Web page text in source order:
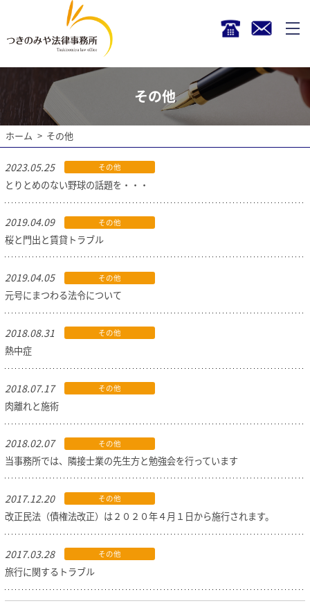
その他
ホーム その他
2023.05.25 その他
とりとめのない野球の話題を・・・
2019.04.09 その他
桜と門出と賃貸トラブル
2019.04.05 その他
元号にまつわる法令について
2018.08.31 その他
熱中症
2018.07.17 その他
肉離れと施術
2018.02.07 その他
当事務所では、隣接士業の先生方と勉強会を行っています
2017.12.20 その他
改正民法（債権法改正）は２０２０年４月１日から施行されます。
2017.03.28 その他
旅行に関するトラブル